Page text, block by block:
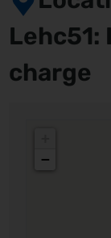
Lehc51:
charge
−